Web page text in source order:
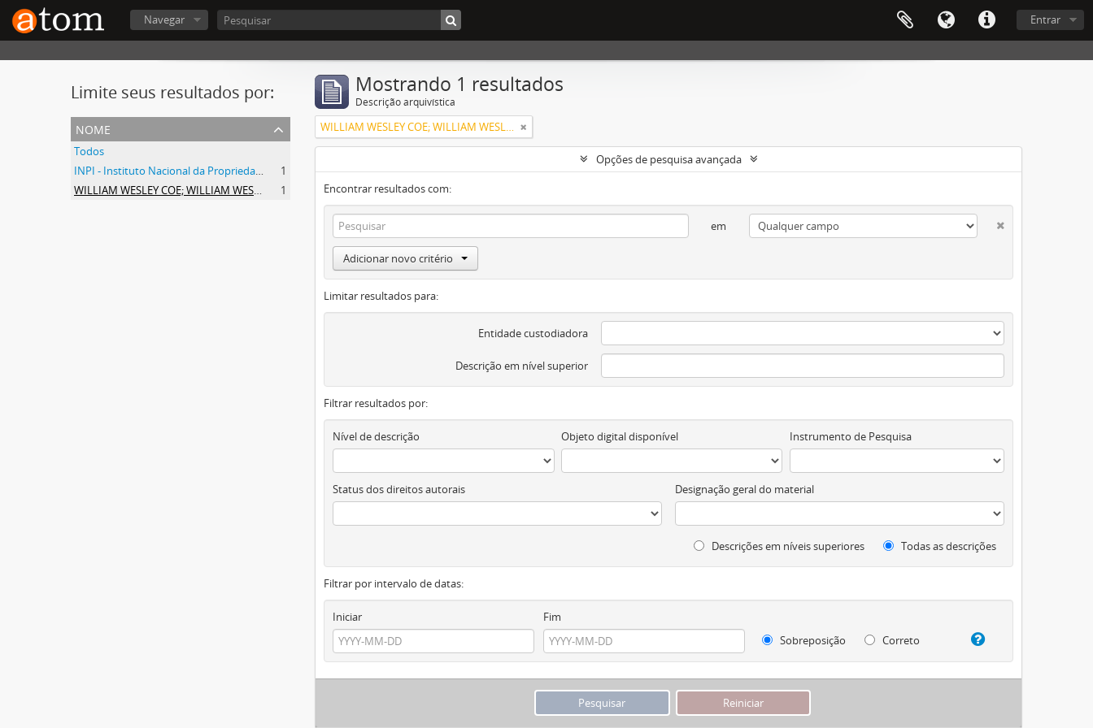
Entrar
Navegar
Limite seus resultados por:
nome
Todos
INPI - Instituto Nacional da Propriedade Industrial
1
WILLIAM WESLEY COE; WILLIAM WESLEY COE JUNIOR
1
Mostrando 1 resultados
Descrição arquivística
WILLIAM WESLEY COE; WILLIAM WESLEY COE JUNIOR
Opções de pesquisa avançada
Encontrar resultados com:
em
Adicionar novo critério
Limitar resultados para:
Entidade custodiadora
Descrição em nível superior
Filtrar resultados por:
Nível de descrição Objeto digital disponível Instrumento de Pesquisa
Status dos direitos autorais Designação geral do material
Descrições em níveis superiores Todas as descrições
Filtrar por intervalo de datas:
Iniciar
Fim
Sobreposição
Correto